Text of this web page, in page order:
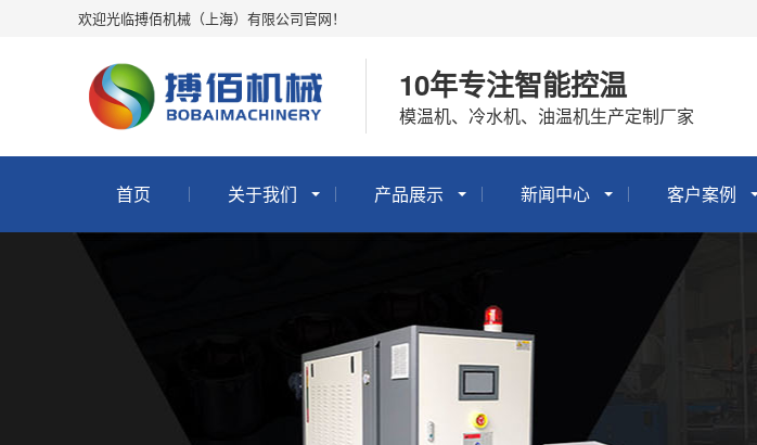
欢迎光临搏佰机械（上海）有限公司官网！
10年专注智能控温
模温机、冷水机、油温机生产定制厂家
首页 关于我们 产品展示 新闻中心 客户案例